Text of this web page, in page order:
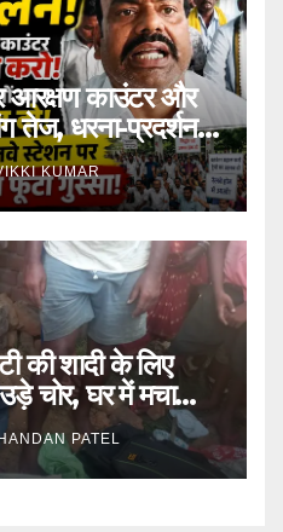
आरक्षण काउंटर और
तेज, धरना-प्रदर्शन में
KUMAR
की शादी के लिए
चोर, घर में मचा
PATEL